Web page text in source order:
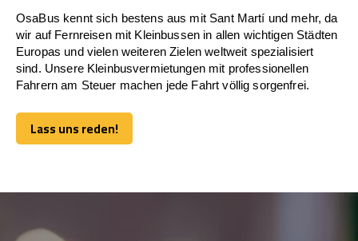
OsaBus kennt sich bestens aus mit Sant Martí und mehr, da
wir auf Fernreisen mit Kleinbussen in allen wichtigen Städten
Europas und vielen weiteren Zielen weltweit spezialisiert
sind. Unsere Kleinbusvermietungen mit professionellen
Fahrern am Steuer machen jede Fahrt völlig sorgenfrei.
Lass uns reden!
Lass uns reden!